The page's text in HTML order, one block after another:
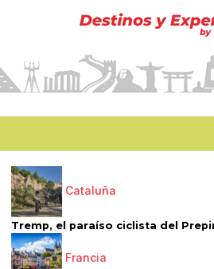
Cataluña
Tremp, el paraíso ciclista del
Francia